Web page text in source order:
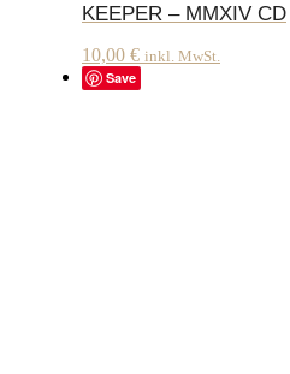
KEEPER – MMXIV CD
10,00 € inkl. MwSt.
Save